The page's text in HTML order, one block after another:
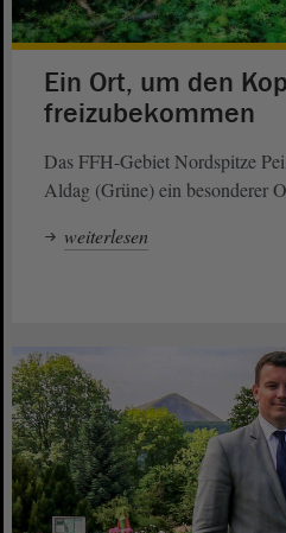
Ein Ort, um den
freizubekommen
Das FFH-Gebiet Nordspitze
Aldag (Grüne) ein besonderer
weiterlesen